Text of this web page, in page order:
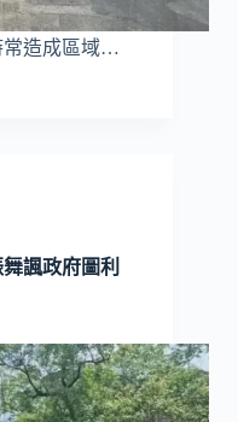
常造成區域…
諷政府圖利